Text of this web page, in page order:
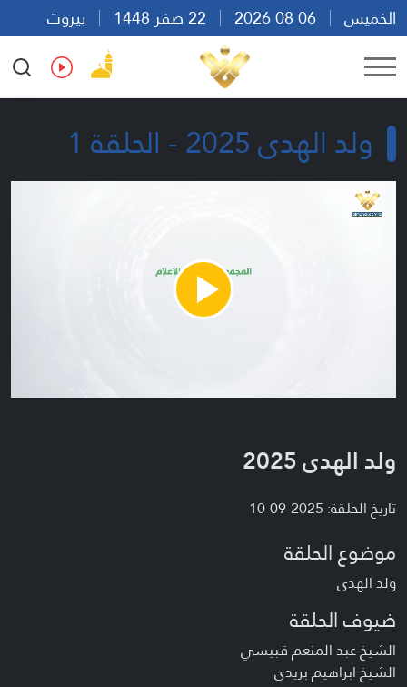
الخميس
بيروت
12:50
Ar En Fr Es
ولد الهدى 2025 - الحلقة 1
Play
Video
ولد الهدى 2025
تاريخ الحلقة: 2025-09-10
موضوع الحلقة
ولد الهدى
ضيوف الحلقة
الشيخ عبد المنعم قبيسي
الشيخ ابراهيم بريدي